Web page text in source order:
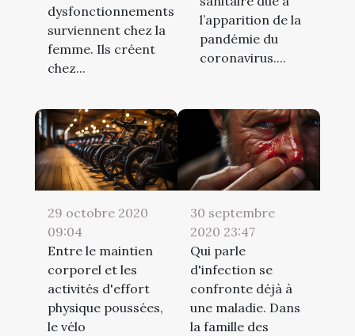
dysfonctionnements
surviennent chez la
femme. Ils créent
chez...
l’apparition de la
pandémie du
coronavirus....
29 octobre 2020
09:04
Entre le maintien
corporel et les
activités d'effort
physique poussées,
le vélo
30 septembre
2020 23:47
Qui parle
d'infection se
confronte déjà à
une maladie. Dans
la famille des